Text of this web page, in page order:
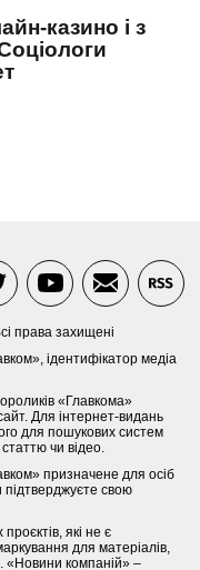
казино і з
права захищені
ідентифікатор медіа
«Главкома»
Для інтернет-видань
для пошукових систем
чи відео.
призначене для осіб
свою
які не є
для матеріалів,
«Новини компаній» –